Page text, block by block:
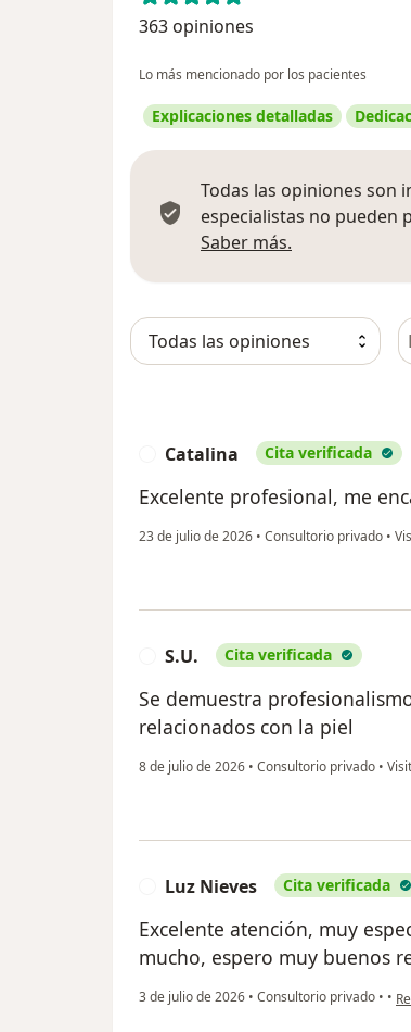
363 opiniones
Lo más mencionado por los pacientes
Explicaciones detalladas
Todas las opiniones son
especialistas no pueden
Saber más.
Catalina Cita verificada
Excelente profesional, me
23 de julio de 2026 • Consultorio privado •
S.U. Cita verificada
Se demuestra
relacionados con la piel
8 de julio de 2026 • Consultorio privado •
Luz Nieves Cita verificada
Excelente atención, muy
mucho, espero muy buenos
3 de julio de 2026 • Consultorio privado • •